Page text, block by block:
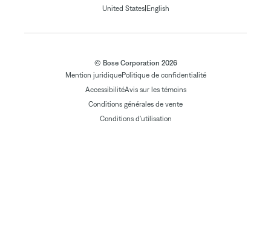
United States| English
© Bose Corporation 2026
Mention juridiquePolitique de confidentialité
AccessibilitéAvis sur les témoins
Conditions générales de vente
Conditions d'utilisation